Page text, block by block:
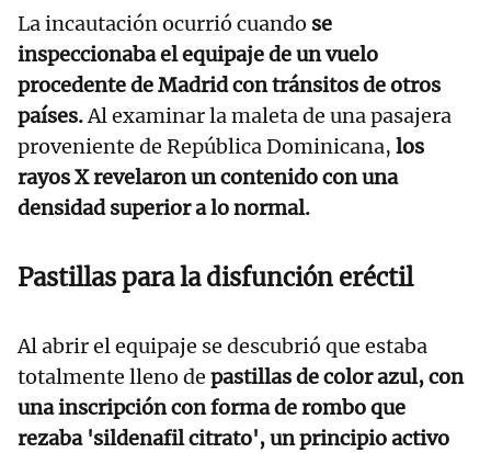
La incautación ocurrió cuando se
inspeccionaba el equipaje de un vuelo
procedente de Madrid con tránsitos de otros
países.Al examinar la maleta de una pasajera
proveniente de República Dominicana, los
rayos X revelaron un contenido con una
densidad superior a lo normal.
Pastillas para la disfunción eréctil
Al abrir el equipaje se descubrió que estaba
totalmente lleno de pastillas de color azul, con
una inscripción con forma de rombo que
rezaba 'sildenafil citrato', un principio activo